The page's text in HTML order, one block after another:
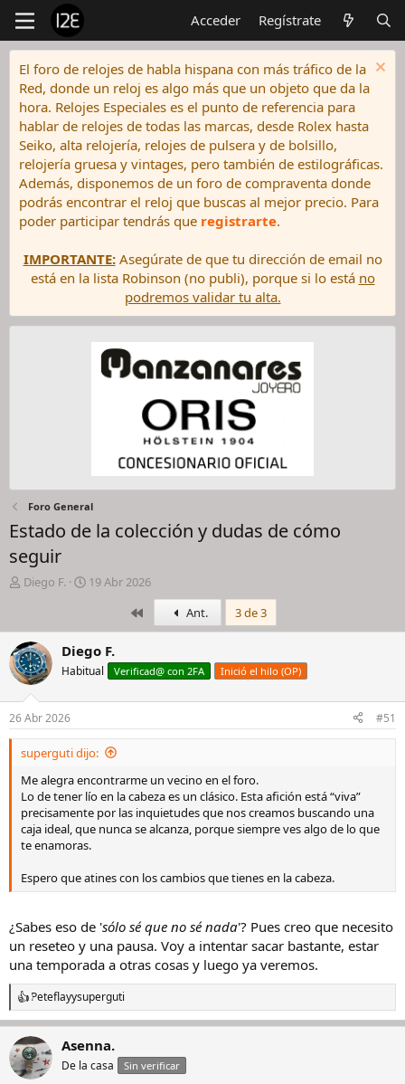
Acceder Regístrate
El foro de relojes de habla hispana con más tráfico de la
Red, donde un reloj es algo más que un objeto que da la
hora. Relojes Especiales es el punto de referencia para
hablar de relojes de todas las marcas, desde Rolex hasta
Seiko, alta relojería, relojes de pulsera y de bolsillo,
relojería gruesa y vintages, pero también de estilográficas.
Además, disponemos de un foro de compraventa donde
podrás encontrar el reloj que buscas al mejor precio. Para
poder participar tendrás que registrarte.
IMPORTANTE:Asegúrate de que tu dirección de email no
está en la lista Robinson (no publi), porque si lo está no
podremos validar tu alta.
Foro General
Estado de la colección y dudas de cómo
seguir
I
c
i
a
d
o
r
d
e
l
h
i
l
o
Diego F.
F
h
a
d
e
i
c
i
o
19 Abr 2026
PrimeroAnt. 3 de 3
Diego F.
Habitual Verificad@ con 2FA Inició el hilo (OP)
26 Abr 2026 #51
superguti dijo:
Me alegra encontrarme un vecino en el foro.
Lo de tener lío en la cabeza es un clásico. Esta afición está “viva”
precisamente por las inquietudes que nos creamos buscando una
caja ideal, que nunca se alcanza, porque siempre ves algo de lo que
te enamoras.
Espero que atines con los cambios que tienes en la cabeza.
¿Sabes eso de 'sólo sé que no sé nada'? Pues creo que necesito
un reseteo y una pausa. Voy a intentar sacar bastante, estar
una temporada a otras cosas y luego ya veremos.
R
e
c
c
i
Peteflayysuperguti
Asenna.
De la casa Sin verificar